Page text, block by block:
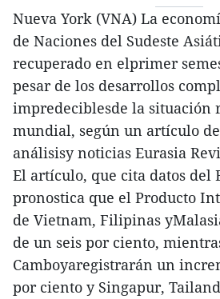
Nueva York (VNA) La
de Naciones del Sudeste
recuperado en elprimer
pesar de los desarrollos
impredeciblesde la situación
mundial, según un artículo
análisisy noticias Eurasia
El artículo, que cita datos del
pronostica que el Producto
de Vietnam, Filipinas
de un seis por ciento,
Camboyaregistrarán un
por ciento y Singapur,